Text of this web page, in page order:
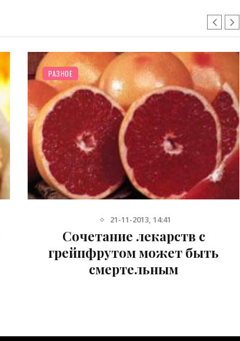
РАЗНОЕ
21-11-2013, 14:41
Сочетание лекарств с
грейпфрутом может быть
смертельным